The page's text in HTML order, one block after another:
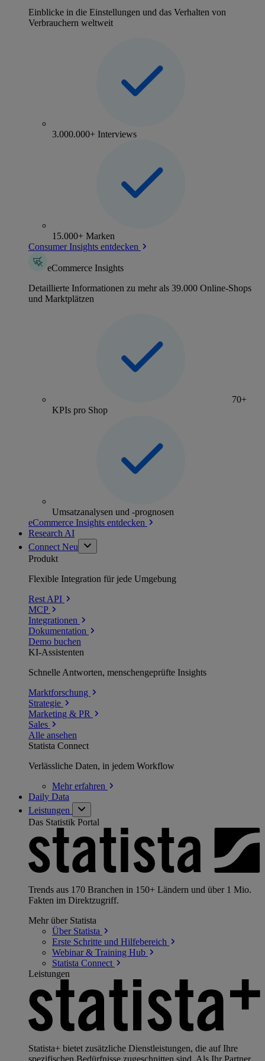
Einblicke in die Einstellungen und das Verhalten von
Verbrauchern weltweit
3.000.000+ Interviews
15.000+ Marken
Consumer Insights entdecken
eCommerce Insights
Detaillierte Informationen zu mehr als 39.000 Online-Shops
und Marktplätzen
70+
KPIs pro Shop
Umsatzanalysen und -prognosen
eCommerce Insights entdecken
Research AI
Connect Neu
Produkt
Flexible Integration für jede Umgebung
Rest API
MCP
Integrationen
Dokumentation
Demo buchen
KI-Assistenten
Schnelle Antworten, menschengeprüfte Insights
Marktforschung
Strategie
Marketing & PR
Sales
Alle ansehen
Statista Connect
Verlässliche Daten, in jedem Workflow
Mehrerfahren
Daily Data
Leistungen
Das Statistik Portal
Trends aus 170 Branchen in 150+ Ländern und über 1 Mio.
Fakten im Direktzugriff.
Mehr über Statista
Über Statista
Erste Schritte und Hilfebereich
Webinar & Training Hub
Statista Connect
Leistungen
Statista+ bietet zusätzliche Dienstleistungen, die auf Ihre
spezifischen Bedürfnisse zugeschnitten sind. Als Ihr Partner